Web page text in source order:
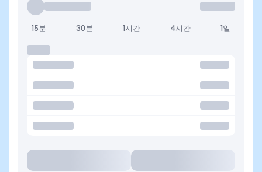
15분 30분 1시간 4시간 1일